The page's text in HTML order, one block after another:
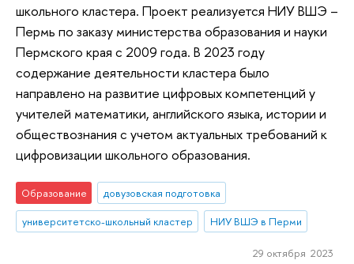
школьного кластера. Проект реализуется НИУ ВШЭ –
Пермь по заказу министерства образования и науки
Пермского края с 2009 года. В 2023 году
содержание деятельности кластера было
направлено на развитие цифровых компетенций у
учителей математики, английского языка, истории и
обществознания с учетом актуальных требований к
цифровизации школьного образования.
Образование
довузовская подготовка
университетско-школьный кластер
НИУ ВШЭ в Перми
29 октября 2023